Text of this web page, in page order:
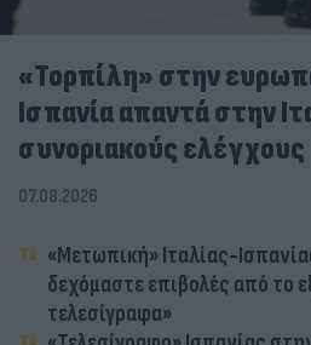
«Τορπίλη» στην
Ισπανία απαντά στην
συνοριακούς ελέγχους
07.08.2026
«Μετωπική» Ιταλίας-
δεχόμαστε επιβολές από το
τελεσίγραφα»